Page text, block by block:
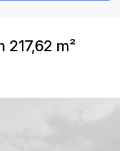
217,62 m²